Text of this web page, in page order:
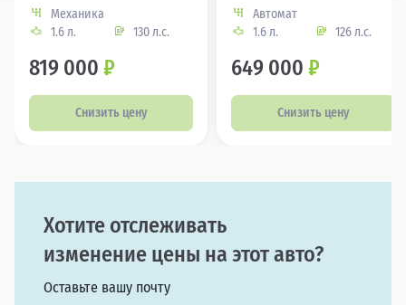
Механика
1.6 л.
130 л.с.
819 000 ₽
Снизить цену
Автомат
1.6 л.
126 л.с.
649 000 ₽
Снизить цену
Хотите отслеживать
изменение цены на этот авто?
Оставьте вашу почту